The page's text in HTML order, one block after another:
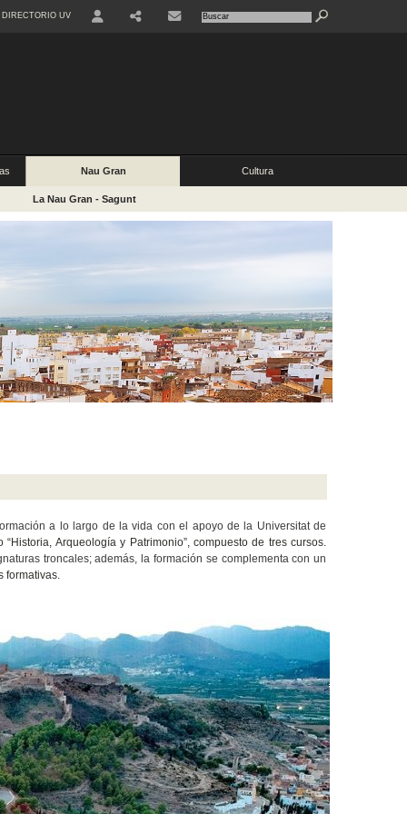
DIRECTORIO UV
Nau Gran Cultura
La Nau Gran - Sagunt
a lo largo de la vida con el apoyo de la Universitat de
Arqueología y Patrimonio”, compuesto de tres cursos.
troncales; además, la formación se complementa con un
formativas.